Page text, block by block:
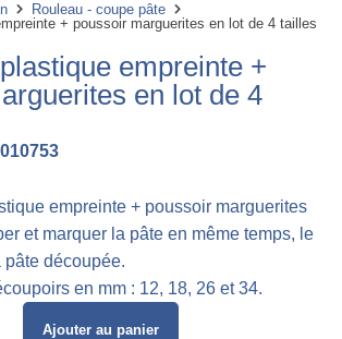
Rouleau - coupe pâte
+ poussoir marguerites en lot de 4 tailles
empreinte +
en lot de 4
empreinte + poussoir marguerites
et marquer la pâte en même temps, le
découpée.
en mm : 12, 18, 26 et 34.
Ajouter au panier